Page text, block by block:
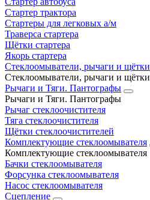
Стартер трактора
Стартеры для легковых а/м
Траверса стартера
Щётки стартера
Якорь стартера
Стеклоомыватели, рычаги и щётки
Стеклоомыватели, рычаги и щётки
Рычаги и Тяги. Пантографы
Рычаги и Тяги. Пантографы
Рычаг стеклоочистителя
Тяга стеклоочистителя
Щётки стеклоочистителей
Комплектующие стеклоомывателя
Комплектующие стеклоомывателя
Бачки стеклоомывателя
Форсунка стеклоомывателя
Насос стеклоомывателя
Сцепление